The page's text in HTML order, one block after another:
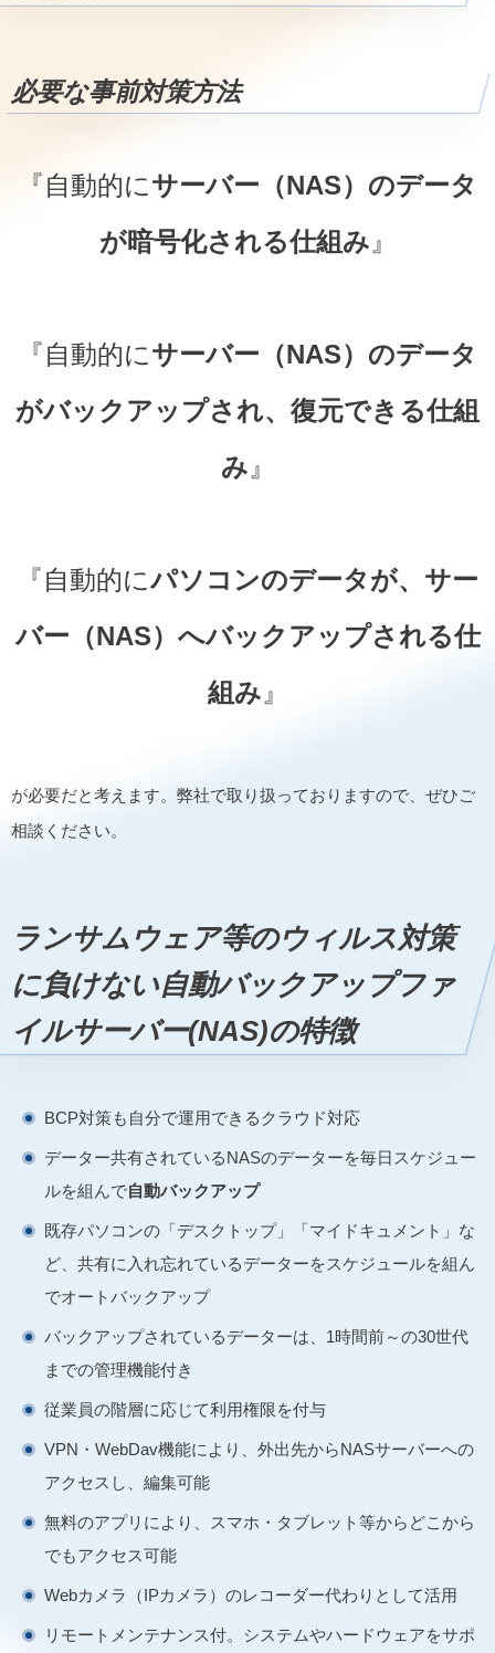
必要な事前対策方法
『自動的にサーバー（NAS）のデータ
が暗号化される仕組み 』
『自動的にサーバー（NAS）のデータ
がバックアップされ、復元できる仕組
み 』
『自動的にパソコンのデータが、サー
バー（NAS）へバックアップされる仕
組み 』
が必要だと考えます。弊社で取り扱っておりますので、ぜひご
相談ください。
ランサムウェア等のウィルス対策
に負けない自動バックアップファ
イルサーバー(NAS)の特徴
BCP対策も自分で運用できるクラウド対応
データー共有されているNASのデーターを毎日スケジュー
ルを組んで自動バックアップ
既存パソコンの「デスクトップ」「マイドキュメント」な
ど、共有に入れ忘れているデーターをスケジュールを組ん
でオートバックアップ
バックアップされているデーターは、1時間前～の30世代
までの管理機能付き
従業員の階層に応じて利用権限を付与
VPN・WebDav機能により、外出先からNASサーバーへの
アクセスし、編集可能
無料のアプリにより、スマホ・タブレット等からどこから
でもアクセス可能
Webカメラ（IPカメラ）のレコーダー代わりとして活用
リモートメンテナンス付。システムやハードウェアをサポ